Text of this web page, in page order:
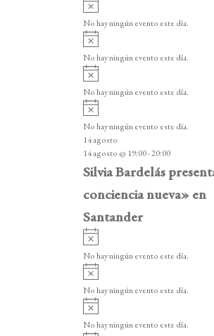
o
v
i
o
No hay ningún evento este día.
v
i
o
No hay ningún evento este día.
v
i
o
No hay ningún evento este día.
v
i
s
o
No hay ningún evento este día.
14 agosto
14 agosto @ 19:00-20:00
Silvia Bardelás
conciencia nueva» en
Santander
A
v
i
o
No hay ningún evento este día.
A
v
i
o
No hay ningún evento este día.
v
i
No hay ningún evento este día.